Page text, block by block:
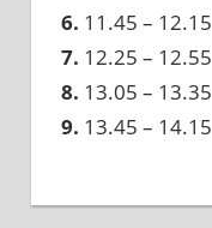
6. 11.45 – 12.15
7. 12.25 – 12.55
8. 13.05 – 13.35
9. 13.45 – 14.15